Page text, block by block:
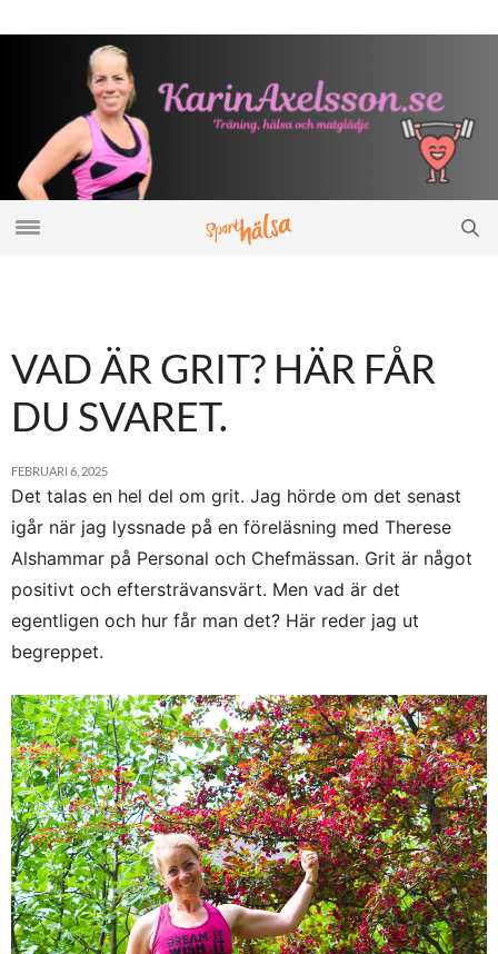
VAD ÄR GRIT? HÄR FÅR
DU SVARET.
FEBRUARI 6, 2025
Det talas en hel del om grit. Jag hörde om det senast
igår när jag lyssnade på en föreläsning med Therese
Alshammar på Personal och Chefmässan. Grit är något
positivt och eftersträvansvärt. Men vad är det
egentligen och hur får man det? Här reder jag ut
begreppet.